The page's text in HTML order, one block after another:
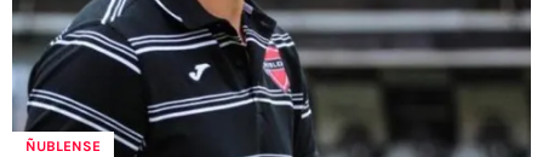
ÑUBLENSE